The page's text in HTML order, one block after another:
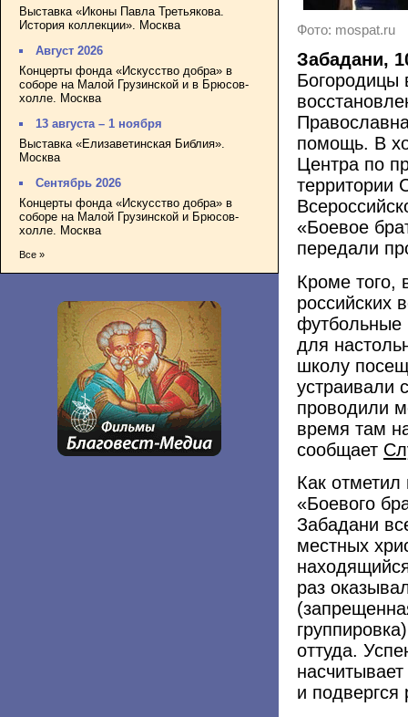
Выставка «Иконы Павла Третьякова.
История коллекции». Москва
Август 2026
Концерты фонда «Искусство добра» в
соборе на Малой Грузинской и в Брюсов-
холле. Москва
13 августа – 1 ноября
Выставка «Елизаветинская Библия».
Москва
Сентябрь 2026
Концерты фонда «Искусство добра» в
соборе на Малой Грузинской и Брюсов-
холле. Москва
Все »
Фото: mospat.ru
Забадани,
Богородицы
помощь. В
Центра по
территории
«Боевое
передали
Кроме того,
российских
футбольные
для
школу
устраивали
проводили
время там
сообщает
Как отметил
«Боевого
Забадани
местных
раз
оттуда.
и